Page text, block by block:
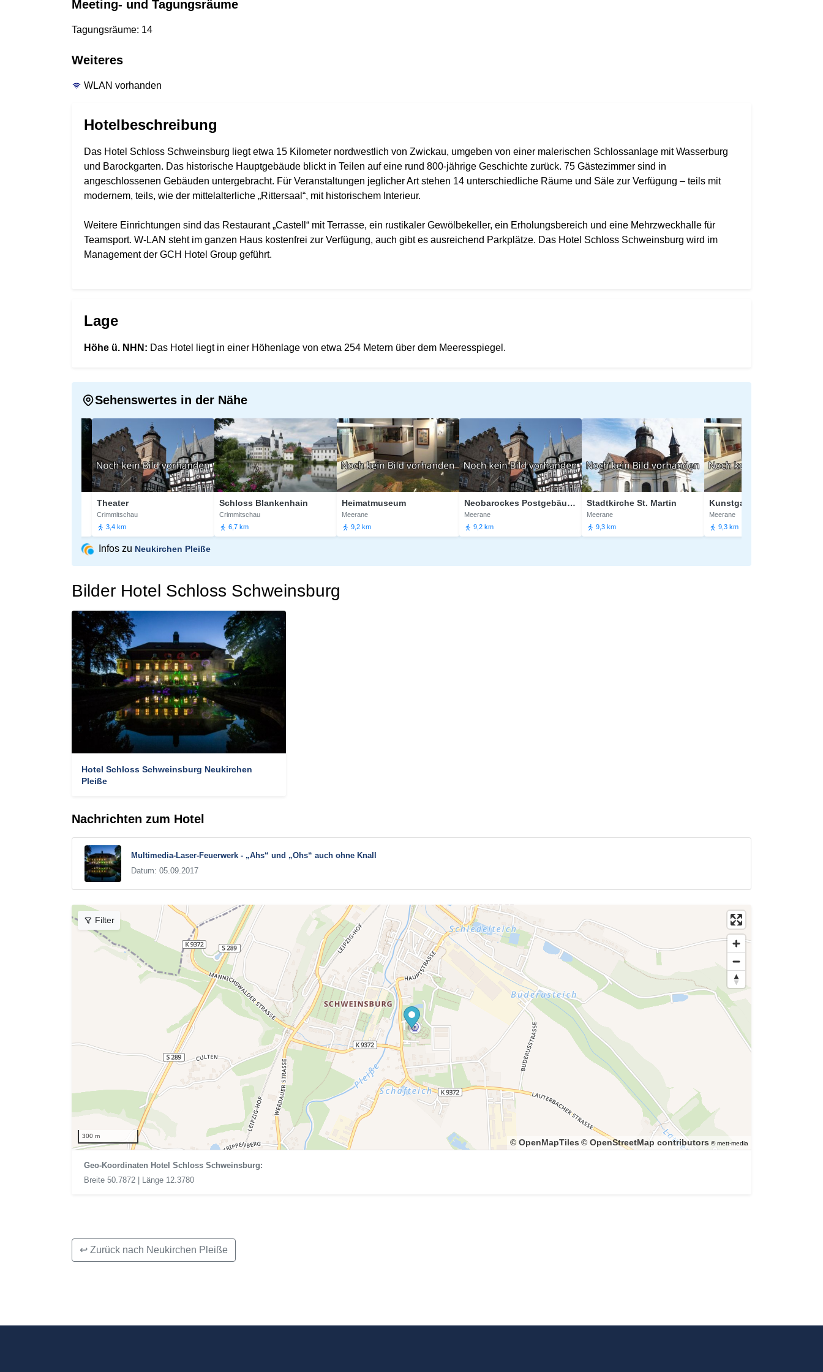
Meeting- und Tagungsräume
Tagungsräume: 14
Weiteres
WLAN vorhanden
Hotelbeschreibung
Das Hotel Schloss Schweinsburg liegt etwa 15 Kilometer nordwestlich von Zwickau, umgeben von einer malerischen Schlossanlage mit Wasserburg
und Barockgarten. Das historische Hauptgebäude blickt in Teilen auf eine rund 800-jährige Geschichte zurück. 75 Gästezimmer sind in
angeschlossenen Gebäuden untergebracht. Für Veranstaltungen jeglicher Art stehen 14 unterschiedliche Räume und Säle zur Verfügung – teils mit
modernem, teils, wie der mittelalterliche „Rittersaal“, mit historischem Interieur.
Weitere Einrichtungen sind das Restaurant „Castell“ mit Terrasse, ein rustikaler Gewölbekeller, ein Erholungsbereich und eine Mehrzweckhalle für
Teamsport. W-LAN steht im ganzen Haus kostenfrei zur Verfügung, auch gibt es ausreichend Parkplätze. Das Hotel Schloss Schweinsburg wird im
Management der GCH Hotel Group geführt.
Lage
Höhe ü. NHN: Das Hotel liegt in einer Höhenlage von etwa 254 Metern über dem Meeresspiegel.
Sehenswertes in der Nähe
Theater
Crimmitschau
3,4 km
Schloss Blankenhain
Crimmitschau
6,7 km
Heimatmuseum
Meerane
9,2 km
Neobarockes Postgebäude
Meerane
9,2 km
Stadtkirche St. Martin
Meerane
9,3 km
Kunstgalerie
Meerane
9,3 km
Infos zu Neukirchen Pleiße
Bilder Hotel Schloss Schweinsburg
Hotel Schloss Schweinsburg Neukirchen
Pleiße
Nachrichten zum Hotel
Multimedia-Laser-Feuerwerk - „Ahs“ und „Ohs“ auch ohne Knall
Datum: 05.09.2017
300 m
© OpenMapTiles © OpenStreetMap contributors © mett-media
Filter
Geo-Koordinaten Hotel Schloss Schweinsburg:
Breite 50.7872 | Länge 12.3780
↩ Zurück nach Neukirchen Pleiße